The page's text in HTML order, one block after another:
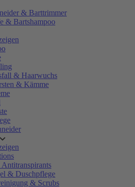
& Barttrimmer
& Bartshampoo
& Haarwuchs
& Kämme
& Duschpflege
& Scrubs